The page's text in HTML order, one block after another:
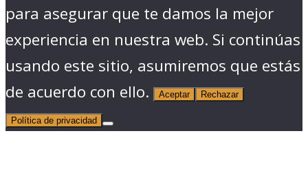
para asegurar que te damos la mejor
experiencia en nuestra web. Si continúas
usando este sitio, asumiremos que estás
de acuerdo con ello.
Aceptar Rechazar
Política de privacidad